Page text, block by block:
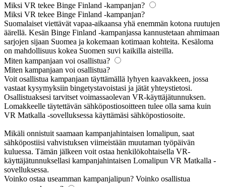
Miksi VR tekee Binge Finland -kampanjan?
Miksi VR tekee Binge Finland -kampanjan?
Suomalaiset viettävät vapaa-aikaansa yhä enemmän kotona ruutujen
äärellä. Kesän Binge Finland -kampanjassa kannustetaan ahmimaan
sarjojen sijaan Suomea ja kokemaan kotimaan kohteita. Kesäloma
on mahdollisuus kokea Suomen suvi kaikilla aisteilla.
Miten kampanjaan voi osallistua?
Miten kampanjaan voi osallistua?
Voit osallistua kampanjaan täyttämällä lyhyen kaavakkeen, jossa
vastaat kysymyksiin bingetystavoistasi ja jätät yhteystietosi.
Osallistuaksesi tarvitset voimassaolevan VR-käyttäjätunnuksen.
Lomakkeelle täytettävän sähköpostiosoitteen tulee olla sama kuin
VR Matkalla -sovelluksessa käyttämäsi sähköpostiosoite.
Mikäli onnistuit saamaan kampanjahintaisen lomalipun, saat
sähköpostiisi vahvistuksen viimeistään muutaman työpäivän
kuluessa. Tämän jälkeen voit ostaa henkilökohtaisella VR-
käyttäjätunnuksellasi kampanjahintaisen Lomalipun VR Matkalla -
sovelluksessa.
Voinko ostaa useamman kampanjalipun? Voinko osallistua